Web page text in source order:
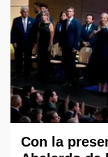
Con la